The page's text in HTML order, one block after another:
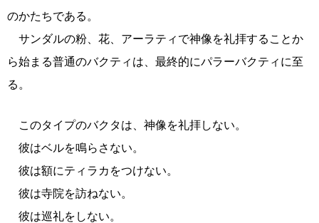
のかたちである。
サンダルの粉、花、アーラティで神像を礼拝することか
ら始まる普通のバクティは、最終的にパラーバクティに至
る。
このタイプのバクタは、神像を礼拝しない。
彼はベルを鳴らさない。
彼は額にティラカをつけない。
彼は寺院を訪ねない。
彼は巡礼をしない。